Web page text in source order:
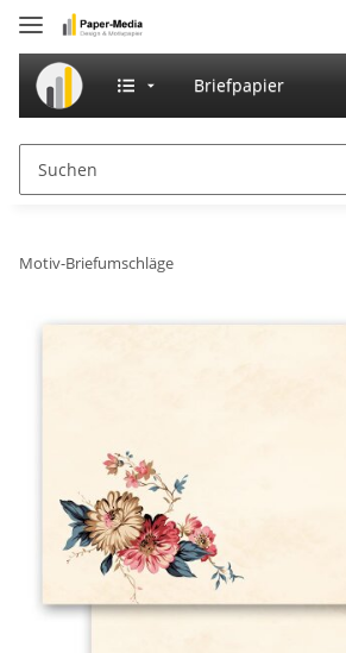
Briefpapier
Motiv-Briefumschläge